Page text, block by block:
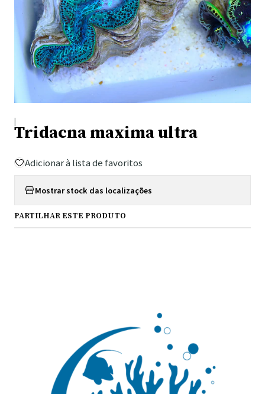
|
Tridacna maxima ultra
Adicionar à lista de favoritos
Mostrar stock das localizações
PARTILHAR ESTE PRODUTO